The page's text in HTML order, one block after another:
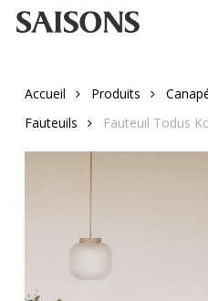
Skip
Accueil Produits
Fauteuils
Fauteuil Todus